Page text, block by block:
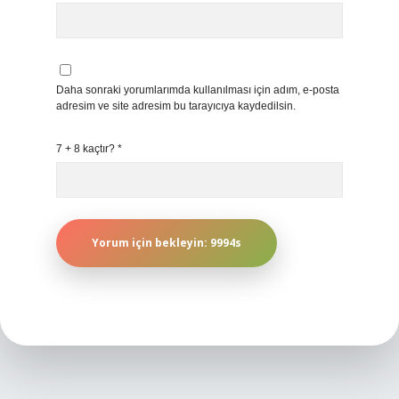
Daha sonraki yorumlarımda kullanılması için adım, e-posta
adresim ve site adresim bu tarayıcıya kaydedilsin.
7 + 8 kaçtır? *